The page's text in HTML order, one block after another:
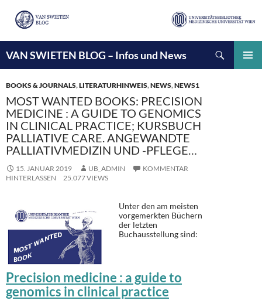
VAN SWIETEN BLOG – Infos und News
INHALT
SPRINGEN
BOOKS & JOURNALS,LITERATURHINWEIS,NEWS,NEWS1
MOST WANTED BOOKS: PRECISION
MEDICINE : A GUIDE TO GENOMICS
IN CLINICAL PRACTICE; KURSBUCH
PALLIATIVE CARE. ANGEWANDTE
PALLIATIVMEDIZIN UND -PFLEGE…
15. JANUAR 2019 UB_ADMIN
KOMMENTAR
HINTERLASSEN
25.077 VIEWS
Unter den am meisten
vorgemerkten Büchern
der letzten
Buchausstellung sind:
Precision medicine : a guide to
genomics in clinical practice